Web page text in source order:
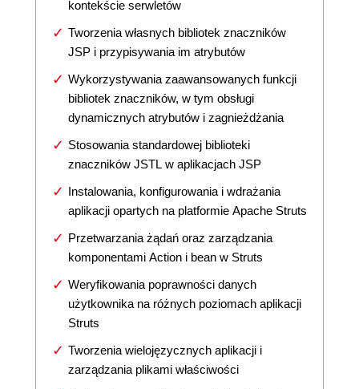
kontekście serwletów
Tworzenia własnych bibliotek znaczników
JSP i przypisywania im atrybutów
Wykorzystywania zaawansowanych funkcji
bibliotek znaczników, w tym obsługi
dynamicznych atrybutów i zagnieżdżania
Stosowania standardowej biblioteki
znaczników JSTL w aplikacjach JSP
Instalowania, konfigurowania i wdrażania
aplikacji opartych na platformie Apache Struts
Przetwarzania żądań oraz zarządzania
komponentami Action i bean w Struts
Weryfikowania poprawności danych
użytkownika na różnych poziomach aplikacji
Struts
Tworzenia wielojęzycznych aplikacji i
zarządzania plikami właściwości